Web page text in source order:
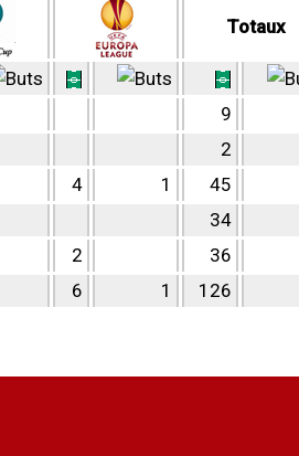
Totaux
9
2
4 1 45
34
2 36
6 1 126